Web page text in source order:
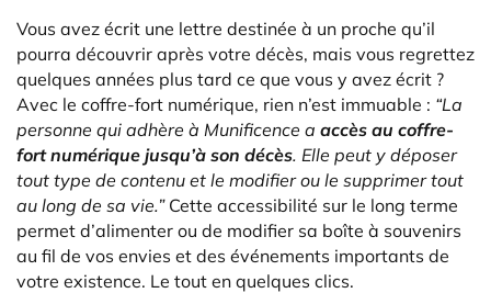
Vous avez écrit une lettre destinée à un proche qu’il
pourra découvrir après votre décès, mais vous regrettez
quelques années plus tard ce que vous y avez écrit ?
Avec le coffre-fort numérique, rien n’est immuable : “La
personne qui adhère à Munificence a accès au coffre-
fort numérique jusqu’à son décès. Elle peut y déposer
tout type de contenu et le modifier ou le supprimer tout
au long de sa vie.”Cette accessibilité sur le long terme
permet d’alimenter ou de modifier sa boîte à souvenirs
au fil de vos envies et des événements importants de
votre existence. Le tout en quelques clics.